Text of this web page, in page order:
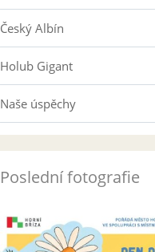
Český Albín
Holub Gigant
Naše úspěchy
Poslední fotografie